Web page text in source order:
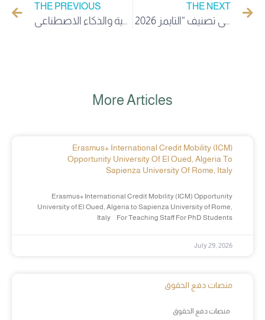
THE PREVIOUS THE NEXT
More Articles
Erasmus+ International Credit Mobility (ICM)
Opportunity University Of El Oued, Algeria To
Sapienza University Of Rome, Italy
Erasmus+ International Credit Mobility (ICM) Opportunity
University of El Oued, Algeria to Sapienza University of Rome,
Italy For Teaching Staff For PhD Students
July 29, 2026
منصات دفع الحقوق